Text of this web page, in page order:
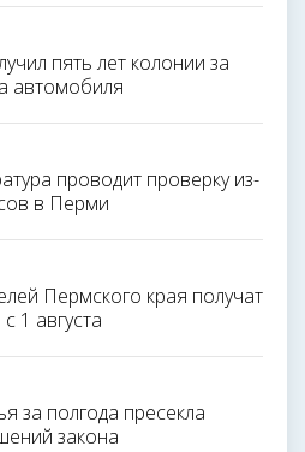
пять лет колонии за
автомобиля
проводит проверку из-
в Перми
Пермского края получат
1 августа
за полгода пресекла
закона